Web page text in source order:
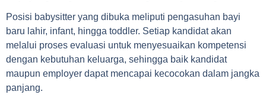
Posisi babysitter yang dibuka meliputi pengasuhan bayi
baru lahir, infant, hingga toddler. Setiap kandidat akan
melalui proses evaluasi untuk menyesuaikan kompetensi
dengan kebutuhan keluarga, sehingga baik kandidat
maupun employer dapat mencapai kecocokan dalam jangka
panjang.